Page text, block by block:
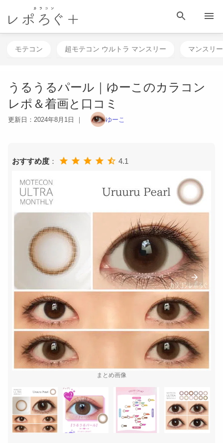
HOME 目 次 メニュー
モテコン 超モテコン ウルトラ マンスリー マンスリー
うるうるパール｜ゆーこのカラコン
レポ＆着画と口コミ
更新日： 2024年8月1日 ｜ ゆーこ
おすすめ度 ： 4.1
まとめ画像